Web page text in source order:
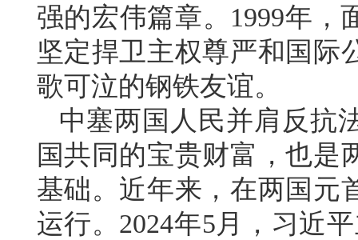
强的宏伟篇章。1999年，
坚定捍卫主权尊严和国际
歌可泣的钢铁友谊。
中塞两国人民并肩反抗
国共同的宝贵财富，也是
基础。近年来，在两国元
运行。2024年5月，习近